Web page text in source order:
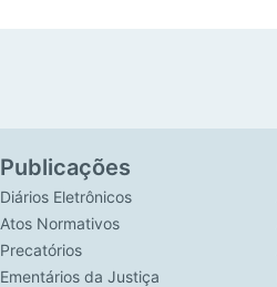
Publicações
Diários Eletrônicos
Atos Normativos
Precatórios
Ementários da Justiça